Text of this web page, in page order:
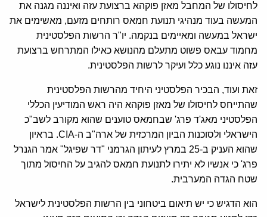
לחיסולו של המחבל מאזן פוקהא ברצועת עזה ואיננה מגנה את
המעשה בעוד מנהיגי תנועת חמאס רותחים מזעם, מאשימים את
ישראל במעשה ומאיימים בנקמה. יו"ר הרשות הפלסטינית
מחמוד עבאס פשוט מתעלם מהנושא כאילו המתרחש ברצועת
עזה איננו נוגע כלל ועיקר לרשות הפלסטינית.
זאת ועוד, הבכיר הפלסטיני היחיד מהרשות הפלסטינית
שהתייחס לחיסולו של מאזן פוקהא היה ראש המודיעין הכללי
הפלסטיני מאג'ד פרג' שבחמאס טוענים שהוא מקורב לשב"כ
הישראלי ולסוכנות הביון המרכזית של ארה"ב ה-CIA. בראיון
שהוא העניק ב-25 במרץ לעיתון הגרמני "דר שפיגל" אמר הגנרל
פרג' כי אנשיו לא יתירו לתנועת חמאס להגיב על החיסול מתוך
שטח הגדה המערבית.
הוא הדגיש כי יש תיאום ביטחוני בין הרשות הפלסטינית לישראל